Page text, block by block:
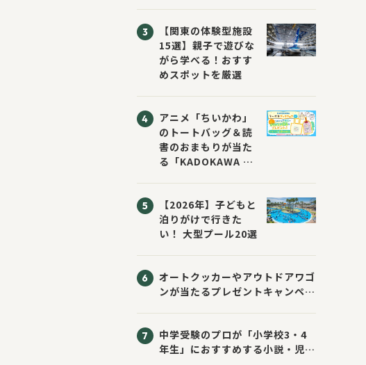
ジブックフェア2026
～すまない先生と読
書にチャレンジ！
～」が開催！
【関東の体験型施設
15選】親子で遊びな
がら学べる！おすす
めスポットを厳選
アニメ「ちいかわ」
のトートバッグ＆読
書のおまもりが当た
る「KADOKAWA ち
催！ スマホ壁紙は
応募者全員にプレゼ
ント！
【2026年】子どもと
泊りがけで行きた
い！ 大型プール20選
オートクッカーやアウトドアワゴ
ンが当たるプレゼントキャンペー
中学受験のプロが「小学校3・4
年生」におすすめする小説・児童